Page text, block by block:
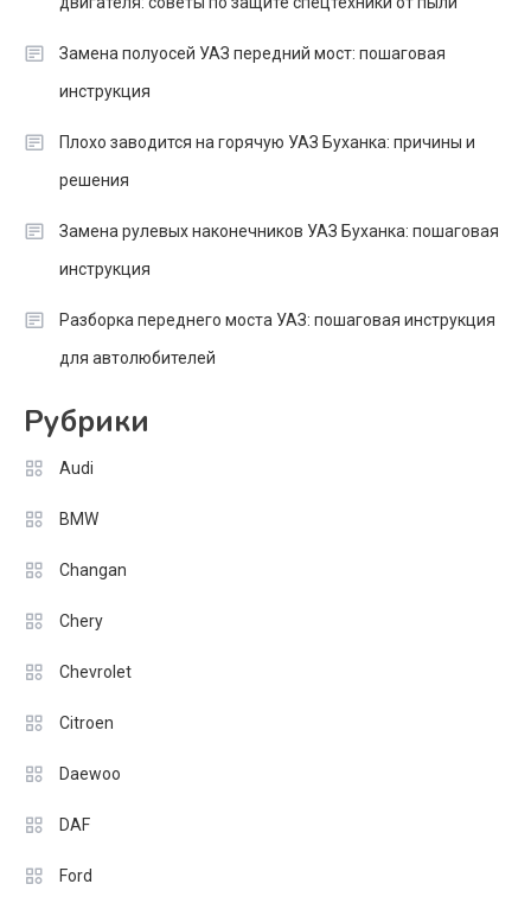
Замена полуосей УАЗ передний мост: пошаговая
инструкция
Плохо заводится на горячую УАЗ Буханка: причины и
решения
Замена рулевых наконечников УАЗ Буханка: пошаговая
инструкция
Разборка переднего моста УАЗ: пошаговая инструкция
для автолюбителей
Рубрики
Audi
BMW
Changan
Chery
Chevrolet
Citroen
Daewoo
DAF
Ford